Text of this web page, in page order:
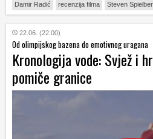
Damir Radić recenzija filma Steven
22.06. (22:00)
Od olimpijskog bazena do emotivnog uragana
Kronologija vode: Svjež i
pomiče granice